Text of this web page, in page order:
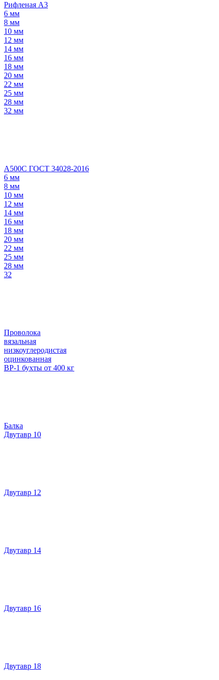
Рифленая А3
6 мм
8 мм
10 мм
12 мм
14 мм
16 мм
18 мм
20 мм
22 мм
25 мм
28 мм
32 мм
А500С ГОСТ 34028-2016
6 мм
8 мм
10 мм
12 мм
14 мм
16 мм
18 мм
20 мм
22 мм
25 мм
28 мм
32
Проволока
вязальная
низкоуглеродистая
оцинкованная
ВР-1 бухты от 400 кг
Балка
Двутавр 10
Двутавр 12
Двутавр 14
Двутавр 16
Двутавр 18